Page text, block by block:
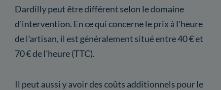
Dardilly peut être différent selon le domaine
d'intervention. En ce qui concerne le prix à l'heure
de l'artisan, il est généralement situé entre 40 € et
70 € de l'heure (TTC).
Il peut aussi y avoir des coûts additionnels pour le